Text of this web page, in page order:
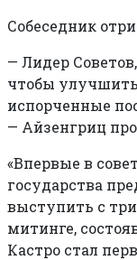
Собеседник
— Лидер
чтобы
испорченные
— Айзенгриц
«Впервые в
государства
выступить с
митинге,
Кастро стал